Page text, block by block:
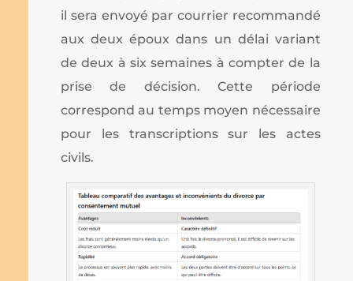
il sera envoyé par courrier recommandé
aux deux époux dans un délai variant
de deux à six semaines à compter de la
prise de décision. Cette période
correspond au temps moyen nécessaire
pour les transcriptions sur les actes
civils.